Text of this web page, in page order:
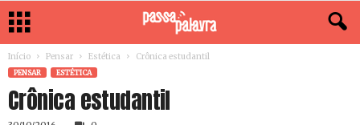
Início Pensar Estética Crônica estudantil
PENSAR ESTÉTICA
Crônica estudantil